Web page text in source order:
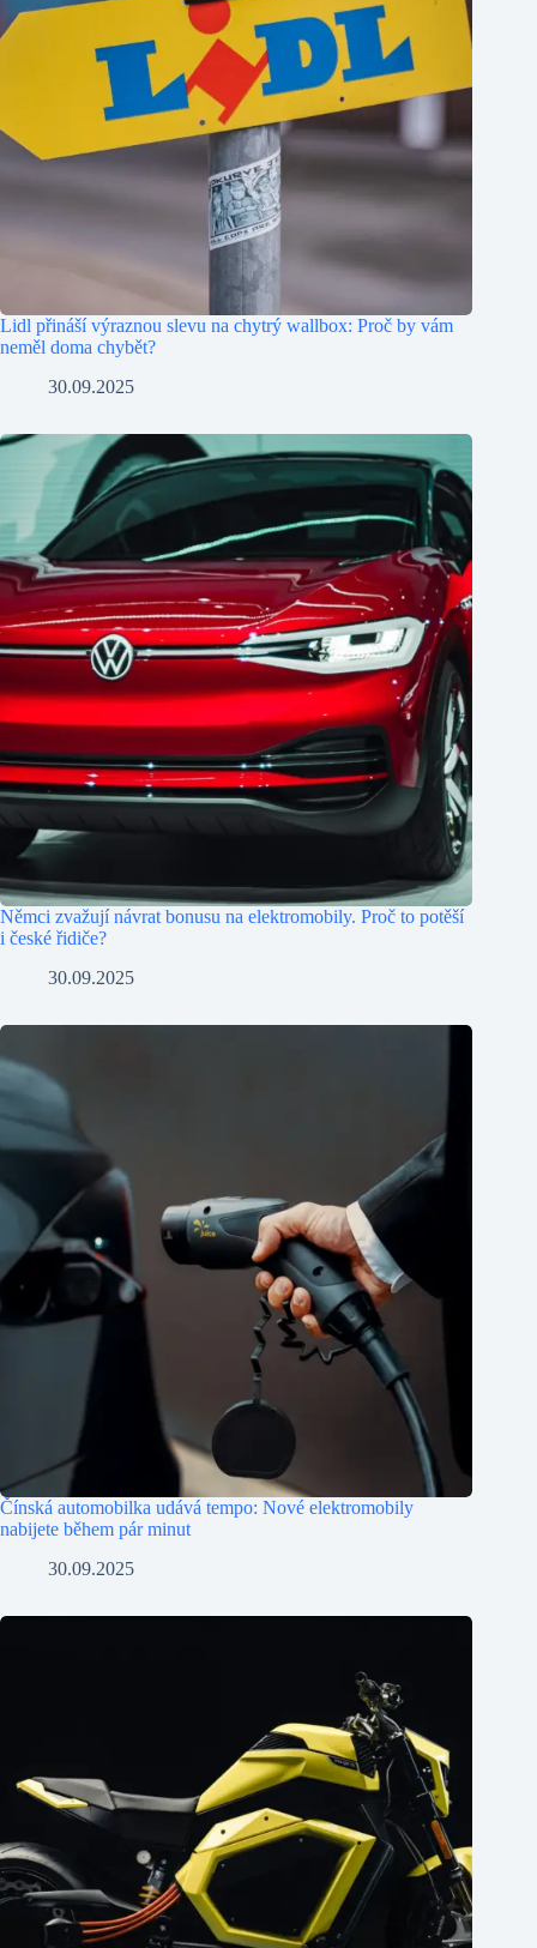
Lidl přináší výraznou slevu na chytrý wallbox: Proč by vám
neměl doma chybět?
30.09.2025
Němci zvažují návrat bonusu na elektromobily. Proč to potěší
i české řidiče?
30.09.2025
Čínská automobilka udává tempo: Nové elektromobily
nabijete během pár minut
30.09.2025